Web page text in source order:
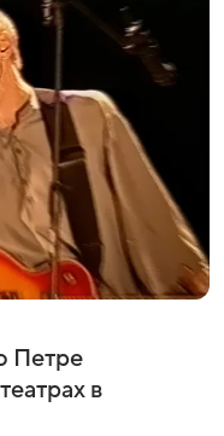
Петре
в